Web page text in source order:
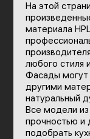
На этой
материала
любого стиля
Фасады могут
другими
натуральный
Все модели из
прочностью и
подобрать